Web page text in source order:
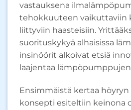
vastauksena
tehokkuuteen vaikuttaviin
liittyviin haasteisiin.
suorituskykyä alhaisissa
insinöörit alkoivat etsiä
laajentaa
Ensimmäistä kertaa
konsepti esiteltiin keinona